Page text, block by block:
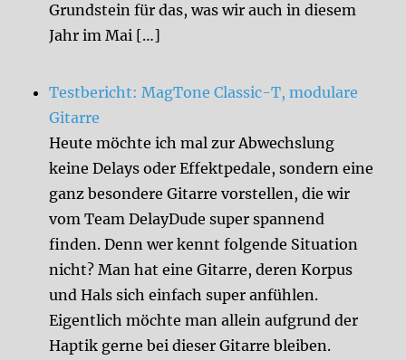
Grundstein für das, was wir auch in diesem
Jahr im Mai […]
Testbericht: MagTone Classic-T, modulare
Gitarre
Heute möchte ich mal zur Abwechslung
keine Delays oder Effektpedale, sondern eine
ganz besondere Gitarre vorstellen, die wir
vom Team DelayDude super spannend
finden. Denn wer kennt folgende Situation
nicht? Man hat eine Gitarre, deren Korpus
und Hals sich einfach super anfühlen.
Eigentlich möchte man allein aufgrund der
Haptik gerne bei dieser Gitarre bleiben.